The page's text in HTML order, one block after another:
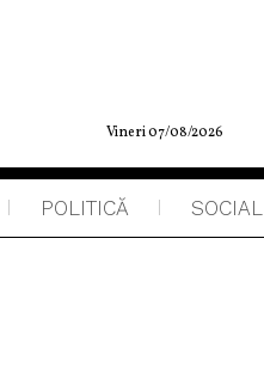
Vineri 07/08/2026
POLITICĂ SOCIAL